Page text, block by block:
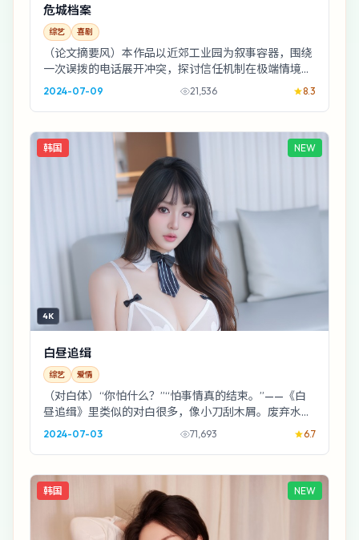
危城档案
综艺 喜剧
（论文摘要风）本作品以近郊工业园为叙事容器，围绕
一次误拨的电话展开冲突，探讨信任机制在极端情境下
的坍缩。类型定位：喜剧；样本年份：2024；导演...
2024-07-09 21,536 8.3
韩国 NEW
4K
白昼追缉
综艺 爱情
（对白体）“你怕什么？”“怕事情真的结束。”——《白
昼追缉》里类似的对白很多，像小刀刮木屑。废弃水厂
的夜戏尤其好，徐克把灯光当成第二剧本。
2024-07-03 71,693 6.7
韩国 NEW